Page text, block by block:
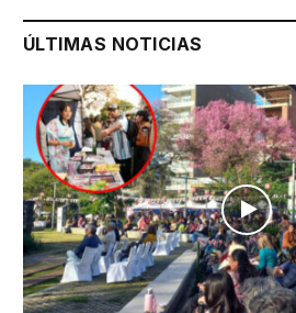
ÚLTIMAS NOTICIAS